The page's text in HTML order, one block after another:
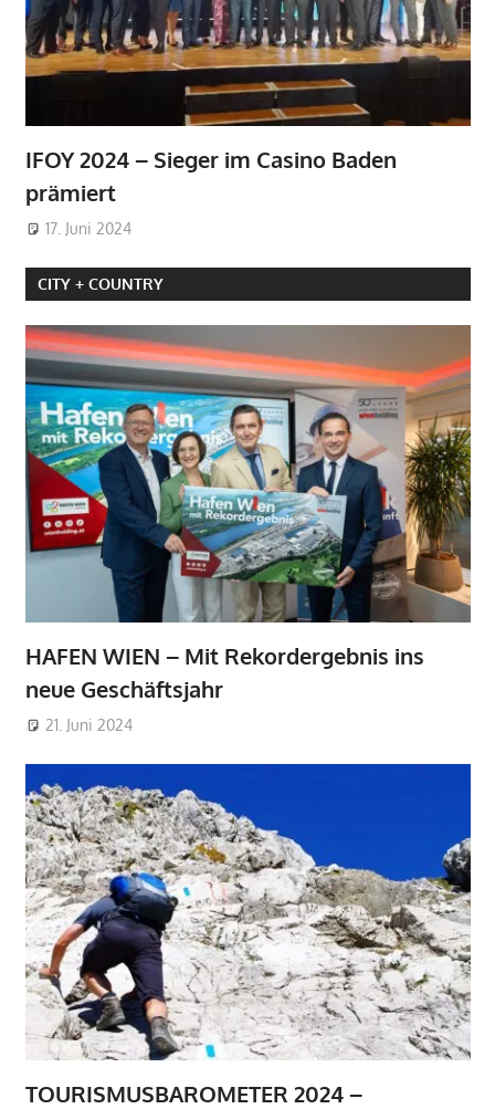
IFOY 2024 – Sieger im Casino Baden
prämiert
17. Juni 2024
CITY + COUNTRY
HAFEN WIEN – Mit Rekordergebnis ins
neue Geschäftsjahr
21. Juni 2024
TOURISMUSBAROMETER 2024 –